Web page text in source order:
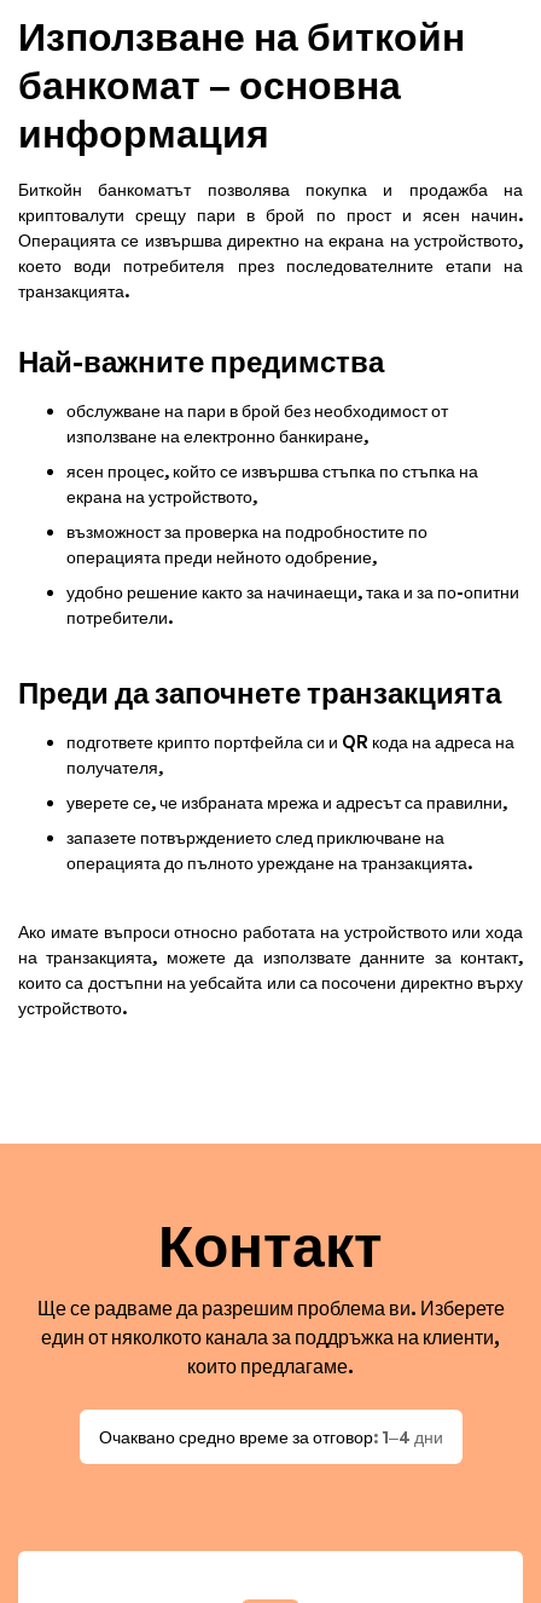
Използване на биткойн
банкомат – основна
информация
Биткойн банкоматът позволява покупка и продажба на
криптовалути срещу пари в брой по прост и ясен начин.
Операцията се извършва директно на екрана на устройството,
което води потребителя през последователните етапи на
транзакцията.
Най-важните предимства
обслужване на пари в брой без необходимост от
използване на електронно банкиране,
ясен процес, който се извършва стъпка по стъпка на
екрана на устройството,
възможност за проверка на подробностите по
операцията преди нейното одобрение,
удобно решение както за начинаещи, така и за по-опитни
потребители.
Преди да започнете транзакцията
подгответе крипто портфейла си и QR кода на адреса на
получателя,
уверете се, че избраната мрежа и адресът са правилни,
запазете потвърждението след приключване на
операцията до пълното уреждане на транзакцията.
Ако имате въпроси относно работата на устройството или хода
на транзакцията, можете да използвате данните за контакт,
които са достъпни на уебсайта или са посочени директно върху
устройството.
Контакт
Ще се радваме да разрешим проблема ви. Изберете
един от няколкото канала за поддръжка на клиенти,
които предлагаме.
Очаквано средно време за отговор: 1–4 дни